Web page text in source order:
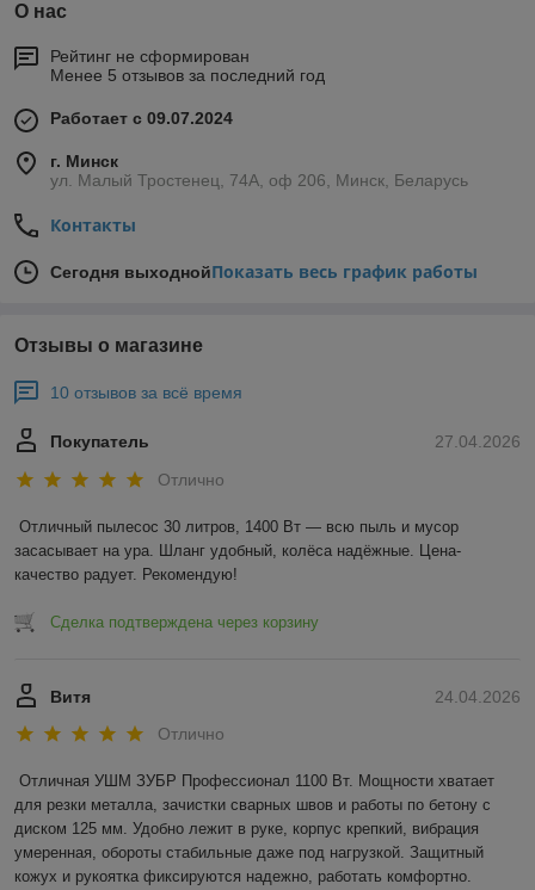
О нас
Рейтинг не сформирован
Менее 5 отзывов за последний год
Работает с 09.07.2024
г. Минск
ул. Малый Тростенец, 74А, оф 206, Минск, Беларусь
Контакты
Сегодня выходнойПоказать весь график работы
Отзывы о магазине
10 отзывов за всё время
27.04.2026
Покупатель
Отлично
Отличный пылесос 30 литров, 1400 Вт — всю пыль и мусор
засасывает на ура. Шланг удобный, колёса надёжные. Цена-
качество радует. Рекомендую!
Сделка подтверждена через корзину
24.04.2026
Витя
Отлично
Отличная УШМ ЗУБР Профессионал 1100 Вт. Мощности хватает
для резки металла, зачистки сварных швов и работы по бетону с
диском 125 мм. Удобно лежит в руке, корпус крепкий, вибрация
умеренная, обороты стабильные даже под нагрузкой. Защитный
кожух и рукоятка фиксируются надежно, работать комфортно.